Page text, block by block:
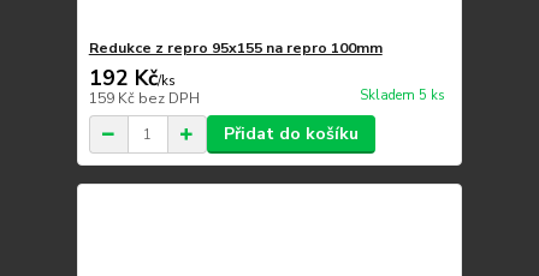
Redukce z repro 95x155 na repro 100mm
192 Kč/ks
159 Kč bez DPH Skladem 5 ks
Přidat do košíku